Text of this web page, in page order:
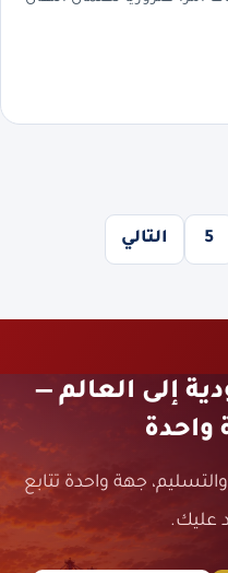
5 التالي
إلى العالم —
واحدة
جهة واحدة تتابع
عليك.